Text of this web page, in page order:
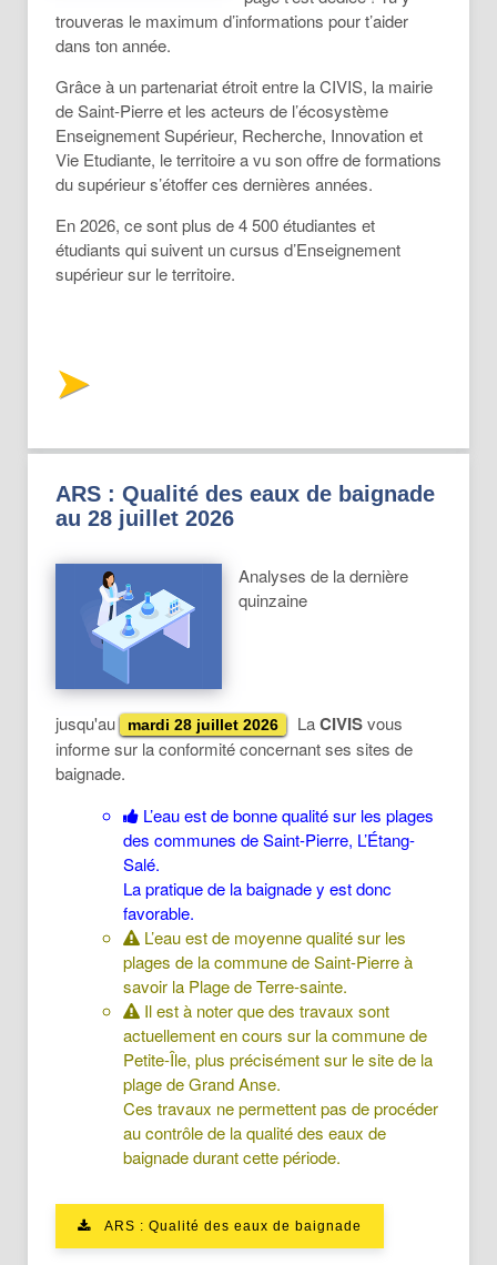
trouveras le maximum d’informations pour t’aider
dans ton année.
Grâce à un partenariat étroit entre la CIVIS, la mairie
de Saint-Pierre et les acteurs de l’écosystème
Enseignement Supérieur, Recherche, Innovation et
Vie Etudiante, le territoire a vu son offre de formations
du supérieur s’étoffer ces dernières années.
En 2026, ce sont plus de 4 500 étudiantes et
étudiants qui suivent un cursus d’Enseignement
supérieur sur le territoire.
ARS : Qualité des eaux de baignade
au 28 juillet 2026
Analyses de la dernière
quinzaine
jusqu'au mardi 28 juillet 2026 LaCIVISvous
informe sur la conformité concernant ses sites de
baignade.
L’eau est de bonne qualité sur les plages
des communes de Saint-Pierre, L’Étang-
Salé.
La pratique de la baignade y est donc
favorable.
L’eau est de moyenne qualité sur les
plages de la commune de Saint-Pierre à
savoir la Plage de Terre-sainte.
Il est à noter que des travaux sont
actuellement en cours sur la commune de
Petite-Île, plus précisément sur le site de la
plage de Grand Anse.
Ces travaux ne permettent pas de procéder
au contrôle de la qualité des eaux de
baignade durant cette période.
ARS : Qualité des eaux de baignade